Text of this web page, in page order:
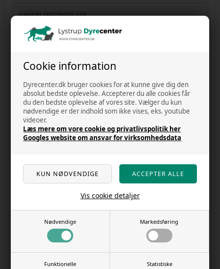
Cookie information
Dyrecenter.dk bruger cookies for at kunne give dig den
absolut bedste oplevelse. Accepterer du alle cookies får
du den bedste oplevelse af vores site. Vælger du kun
nødvendige er der indhold som ikke vises, eks. youtube
videoer.
Læs mere om vore cookie og privatlivspolitik her
Googles website om ansvar for virksomhedsdata
Nødvendige Markedsføring
Funktionelle Statistiske
Vis cookie detaljer
HANDELSBETINGELSER
F.A.Q.
OM OS
RABAT
KUNDE ANMELDELSER
FRAGT OG AFSENDELSE
NYHEDER
GÅ TIL KASSEN